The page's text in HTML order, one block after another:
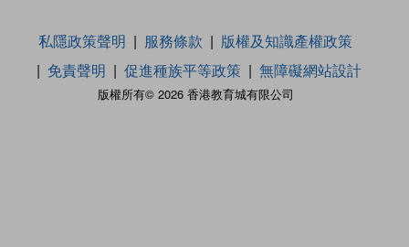
版權所有© 2026 香港教育城有限公司
私隱政策聲明 服務條款
版權及知識產權政策
免責聲明
促進種族平等政策 無障礙網站設計